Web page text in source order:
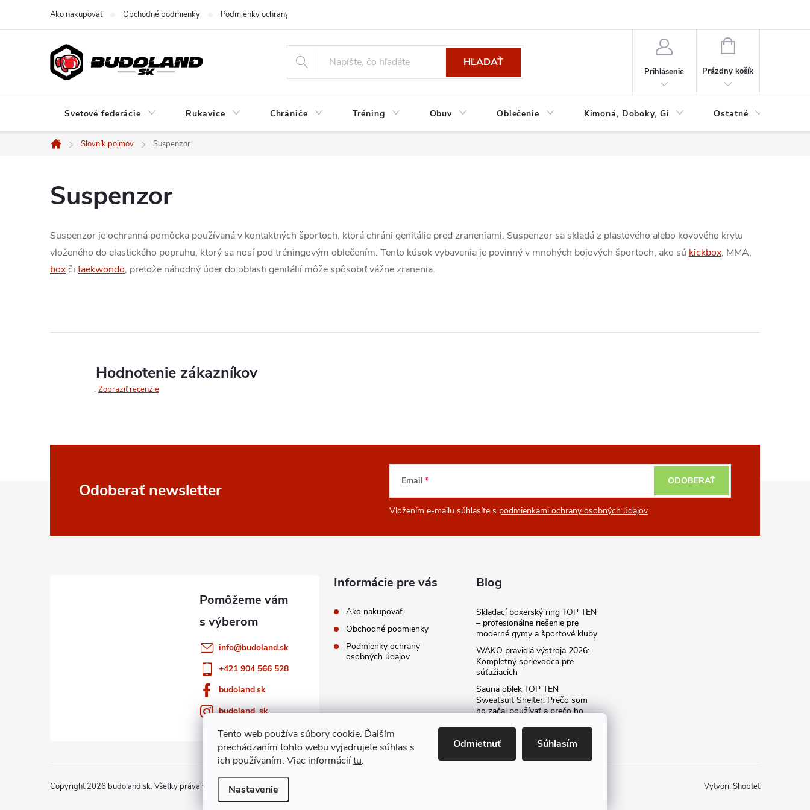
Tento web používa súbory cookie. Ďalším
prechádzaním tohto webu vyjadrujete súhlas s
ich používaním. Viac informáciítu.
Nastavenie
Odmietnuť Súhlasím
Ako nakupovať Obchodné podmienky Podmienky ochrany osobných údajov
HĽADAŤ
Prihlásenie
NÁKUPNÝ
Prázdny košík
Svetové federácie Rukavice Chrániče Tréning Obuv Oblečenie Kimoná, Doboky, Gi Ostatné
Domov
Slovník pojmov Suspenzor
Suspenzor
Suspenzor je ochranná pomôcka používaná v kontaktných športoch, ktorá chráni genitálie pred zraneniami. Suspenzor sa skladá z plastového alebo kovového krytu
vloženého do elastického popruhu, ktorý sa nosí pod tréningovým oblečením. Tento kúsok vybavenia je povinný v mnohých bojových športoch, ako sú kickbox, MMA,
boxči taekwondo, pretože náhodný úder do oblasti genitálií môže spôsobiť vážne zranenia.
Hodnotenie zákazníkov
Zobraziť recenzie
Odoberať newsletter Email
Vložením e-mailu súhlasíte s podmienkami ochrany osobných údajov
ODOBERAŤ
info@budoland.sk
+421 904 566 528
budoland.sk
budoland_sk
Informácie pre vás
Ako nakupovať
Obchodné podmienky
Podmienky ochrany
osobných údajov
Blog
Skladací boxerský ring TOP TEN
– profesionálne riešenie pre
moderné gymy a športové kluby
WAKO pravidlá výstroja 2026:
Kompletný sprievodca pre
súťažiacich
Sauna oblek TOP TEN
Sweatsuit Shelter: Prečo som
ho začal používať a prečo ho
Archív
Vytvoril Shoptet
Copyright 2026 budoland.sk. Všetky práva vyhradené.